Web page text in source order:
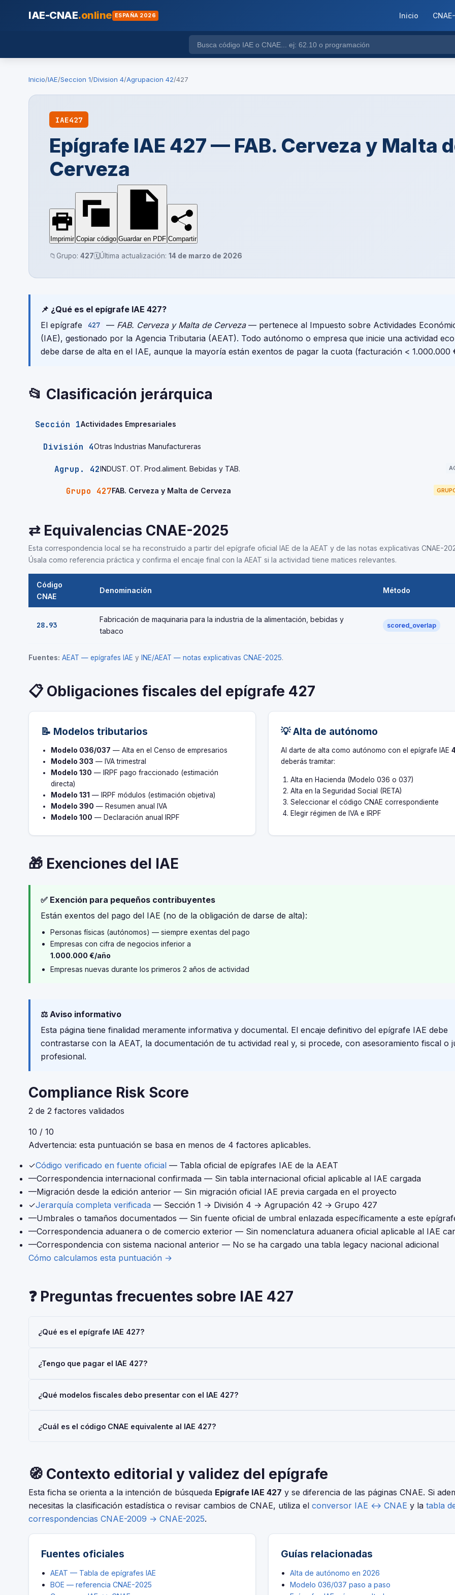
IAE-CNAE.online ESPAÑA 2026 Inicio
Inicio/IAE/Seccion 1/Division 4/Agrupacion 42/427
IAE427
Epígrafe IAE 427 — FAB. Cerveza y Malta
Cerveza
Imprimir Copiar código Guardar en PDF Compartir
📁 Grupo: 427🗓️Última actualización: 14 de marzo de 2026
📌 ¿Qué es el epígrafe IAE 427?
El epígrafe
427 — FAB. Cerveza y Malta de Cerveza— pertenece al Impuesto sobre Actividades
(IAE), gestionado por la Agencia Tributaria (AEAT). Todo autónomo o empresa que inicie una actividad
debe darse de alta en el IAE, aunque la mayoría están exentos de pagar la cuota (facturación < 1.000.000
📂 Clasificación jerárquica
Sección 1Actividades Empresariales
División 4Otras Industrias Manufactureras
Agrup. 42INDUST. OT. Prod.aliment. Bebidas y TAB.
Grupo 427FAB. Cerveza y Malta de Cerveza
⇄ Equivalencias CNAE-2025
Esta correspondencia local se ha reconstruido a partir del epígrafe oficial IAE de la AEAT y de las notas explicativas CNAE-
Úsala como referencia práctica y confirma el encaje final con la AEAT si la actividad tiene matices relevantes.
Código
CNAE
Denominación Método
28.93
Fabricación de maquinaria para la industria de la alimentación, bebidas y
tabaco
scored_overlap
Fuentes: AEAT — epígrafes IAE y INE/AEAT — notas explicativas CNAE-2025.
📋 Obligaciones fiscales del epígrafe 427
📝 Modelos tributarios
Modelo 036/037 — Alta en el Censo de empresarios
Modelo 303 — IVA trimestral
Modelo 130 — IRPF pago fraccionado (estimación
directa)
Modelo 131 — IRPF módulos (estimación objetiva)
Modelo 390 — Resumen anual IVA
Modelo 100 — Declaración anual IRPF
💡 Alta de autónomo
Al darte de alta como autónomo con el epígrafe IAE
deberás tramitar:
Alta en Hacienda (Modelo 036 o 037)
Alta en la Seguridad Social (RETA)
Seleccionar el código CNAE correspondiente
Elegir régimen de IVA e IRPF
🎁 Exenciones del IAE
✅ Exención para pequeños contribuyentes
Están exentos del pago del IAE (no de la obligación de darse de alta):
Personas físicas (autónomos) — siempre exentas del pago
Empresas con cifra de negocios inferior a
1.000.000 €/año
Empresas nuevas durante los primeros 2 años de actividad
⚖️ Aviso informativo
Esta página tiene finalidad meramente informativa y documental. El encaje definitivo del epígrafe IAE debe
contrastarse con la AEAT, la documentación de tu actividad real y, si procede, con asesoramiento fiscal o
profesional.
Compliance Risk Score
2 de 2 factores validados
10 / 10
Advertencia: esta puntuación se basa en menos de 4 factores aplicables.
✓Código verificado en fuente oficial — Tabla oficial de epígrafes IAE de la AEAT
—Correspondencia internacional confirmada — Sin tabla internacional oficial aplicable al IAE cargada
—Migración desde la edición anterior — Sin migración oficial IAE previa cargada en el proyecto
✓Jerarquía completa verificada — Sección 1 → División 4 → Agrupación 42 → Grupo 427
—Umbrales o tamaños documentados — Sin fuente oficial de umbral enlazada específicamente a este
—Correspondencia aduanera o de comercio exterior — Sin nomenclatura aduanera oficial aplicable al IAE
—Correspondencia con sistema nacional anterior — No se ha cargado una tabla legacy nacional adicional
Cómo calculamos esta puntuación →
❓ Preguntas frecuentes sobre IAE 427
¿Qué es el epígrafe IAE 427?
Actividades Económicas (IAE), gestionado por la AEAT. Toda empresa o autónomo que realice esta actividad debe darse de
¿Tengo que pagar el IAE 427?
€/año también están exentas. No obstante, el alta en el IAE es obligatoria para todos al iniciar la actividad económica.
¿Qué modelos fiscales debo presentar con el IAE 427?
Consulta con tu asesor fiscal para tu situación concreta.
¿Cuál es el código CNAE equivalente al IAE 427?
🧭 Contexto editorial y validez del epígrafe
Esta ficha se orienta a la intención de búsqueda Epígrafe IAE 427 y se diferencia de las páginas CNAE. Si
necesitas la clasificación estadística o revisar cambios de CNAE, utiliza el conversor IAE ↔ CNAE y la tabla
correspondencias CNAE-2009 → CNAE-2025.
Fuentes oficiales
AEAT — Tabla de epígrafes IAE
BOE — referencia CNAE-2025
Guías relacionadas
Alta de autónomo en 2026
Modelo 036/037 paso a paso